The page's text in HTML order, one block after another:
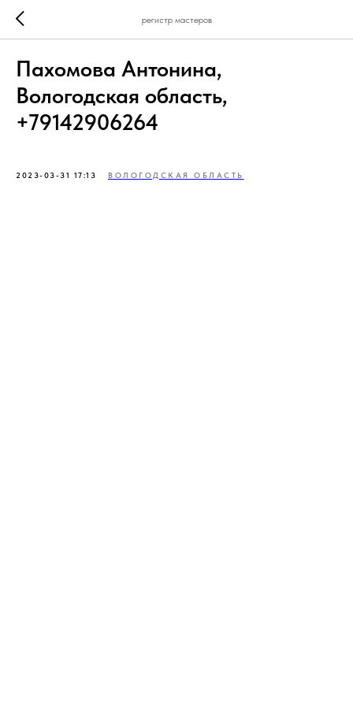
регистр мастеров
Пахомова Антонина,
Вологодская область,
+79142906264
2023-03-31 17:13 ВОЛОГОДСКАЯ ОБЛАСТЬ